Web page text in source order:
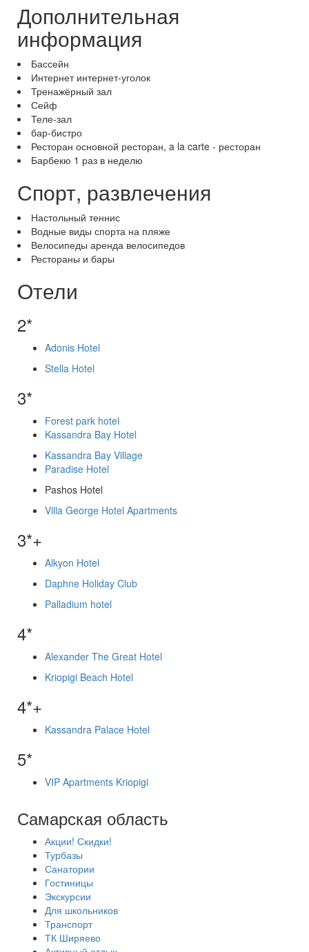
Дополнительная
информация
Бассейн
Интернет интернет-уголок
Тренажёрный зал
Сейф
Теле-зал
бар-бистро
Ресторан основной ресторан, a la carte - ресторан
Барбекю 1 раз в неделю
Спорт, развлечения
Настольный теннис
Водные виды спорта на пляже
Велосипеды аренда велосипедов
Рестораны и бары
Отели
2*
Adonis Hotel
Stella Hotel
3*
Forest park hotel
Kassandra Bay Hotel
Kassandra Bay Village
Paradise Hotel
Pashos Hotel
Villa George Hotel Apartments
3*+
Alkyon Hotel
Daphne Holiday Club
Palladium hotel
4*
Alexander The Great Hotel
Kriopigi Beach Hotel
4*+
Kassandra Palace Hotel
5*
VIP Apartments Kriopigi
Самарская область
Акции! Скидки!
Турбазы
Санатории
Гостиницы
Экскурсии
Для школьников
Транспорт
ТК Ширяево